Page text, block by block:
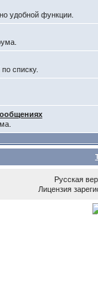
удобной функции.
списку.
Русская
Лицензия